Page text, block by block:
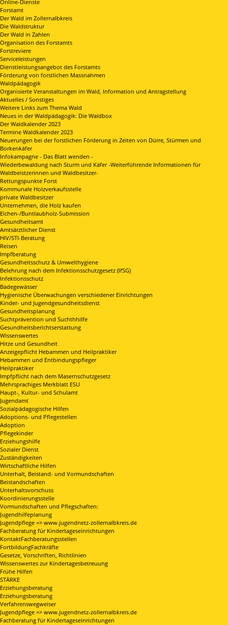
Online-Dienste
Forstamt
Der Wald im Zollernalbkreis
Die Waldstruktur
Der Wald in Zahlen
Organisation des Forstamts
Forstreviere
Serviceleistungen
Dienstleistungsangebot des Forstamts
Förderung von forstlichen Massnahmen
Waldpädagogik
Organisierte Veranstaltungen im Wald, Information und Antragstellung
Aktuelles / Sonstiges
Weitere Links zum Thema Wald
Neues in der Waldpädagogik: Die Waldbox
Der Waldkalender 2023
Termine Waldkalender 2023
Neuerungen bei der forstlichen Förderung in Zeiten von Dürre, Stürmen und
Borkenkäfer
Infokampagne - Das Blatt wenden -
Wiederbewaldung nach Sturm und Käfer -Weiterführende Informationen für
Waldbeistzerinnen und Waldbesitzer-
Rettungspunkte Forst
Kommunale Holzverkaufsstelle
private Waldbesitzer
Unternehmen, die Holz kaufen
Eichen-/Buntlaubholz-Submission
Gesundheitsamt
Amtsärztlicher Dienst
HIV/STI-Beratung
Reisen
Impfberatung
Gesundheitsschutz & Umwelthygiene
Belehrung nach dem Infektionsschutzgesetz (IfSG)
Infektionsschutz
Badegewässer
Hygienische Überwachungen verschiedener Einrichtungen
Kinder- und Jugendgesundheitsdienst
Gesundheitsplanung
Suchtprävention und Suchthhilfe
Gesundheitsberichtserstattung
Wissenswertes
Hitze und Gesundheit
Anzeigepflicht Hebammen und Heilpraktiker
Hebammen und Entbindungspfleger
Heilpraktiker
Impfpflicht nach dem Masernschutzgesetz
Mehrsprachiges Merkblatt ESU
Haupt-, Kultur- und Schulamt
Jugendamt
Sozialpädagogische Hilfen
Adoptions- und Pflegestellen
Adoption
Pflegekinder
Erziehungshilfe
Sozialer Dienst
Zuständigkeiten
Wirtschaftliche Hilfen
Unterhalt, Beistand- und Vormundschaften
Beistandschaften
Unterhaltsvorschuss
Koordinierungsstelle
Vormundschaften und Pflegschaften:
Jugendhilfeplanung
Jugendpflege => www.jugendnetz-zollernalbkreis.de
Fachberatung für Kindertageseinrichtungen
KontaktFachberatungsstellen
FortbildungFachkräfte
Gesetze, Vorschriften, Richtlinien
Wissenswertes zur Kindertagesbetreuung
Frühe Hilfen
STÄRKE
Erziehungsberatung
Erziehungsberatung
Verfahrenswegweiser
Jugendpflege => www.jugendnetz-zollernalbkreis.de
Fachberatung für Kindertageseinrichtungen